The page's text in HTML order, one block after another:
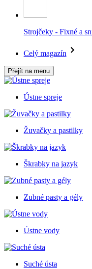
Strojčeky - Fixné a
Celý magazín
Přejít na menu
Ústne spreje
Žuvačky a pastilky
Škrabky na jazyk
Zubné pasty a gély
Ústne vody
Suché ústa